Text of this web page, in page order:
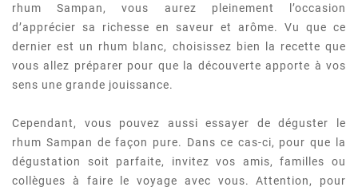
rhum Sampan, vous aurez pleinement l’occasion
d’apprécier sa richesse en saveur et arôme. Vu que ce
dernier est un rhum blanc, choisissez bien la recette que
vous allez préparer pour que la découverte apporte à vos
sens une grande jouissance.
Cependant, vous pouvez aussi essayer de déguster le
rhum Sampan de façon pure. Dans ce cas-ci, pour que la
dégustation soit parfaite, invitez vos amis, familles ou
collègues à faire le voyage avec vous. Attention, pour